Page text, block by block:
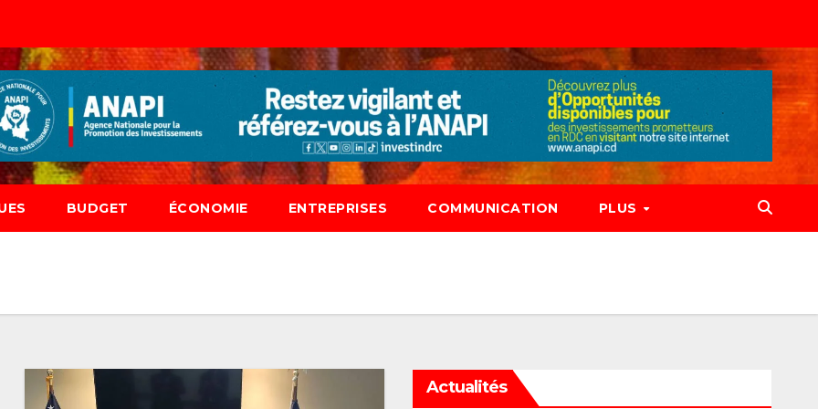
BUDGET ÉCONOMIE ENTREPRISES COMMUNICATION PLUS
Actualités